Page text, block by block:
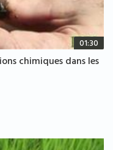
01:30
chimiques dans les